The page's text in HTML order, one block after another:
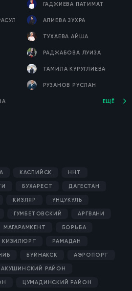
ГАДЖИЕВА ПАТИМАТ
АЛИЕВА ЗУХРА
ТУХАЕВА АЙША
РАДЖАБОВА ЛУИЗА
ТАМИЛА КУРУГЛИЕВА
РУЗАНОВ РУСЛАН
ЕЩЁ
КАСПИЙСК ННТ
БУХАРЕСТ ДАГЕСТАН
КИЗЛЯР УНЦУКУЛЬ
ГУМБЕТОВСКИЙ АРГВАНИ
МАГАРАМКЕНТ БОРЬБА
КИЗИЛЮРТ РАМАДАН
БУЙНАКСК АЭРОПОРТ
АКУШИНСКИЙ РАЙОН
ЦУМАДИНСКИЙ РАЙОН